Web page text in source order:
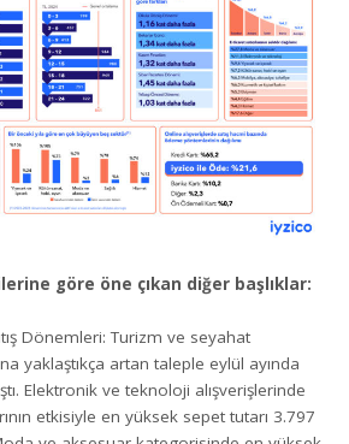
göre öne çıkan diğer başlıklar:
Dönemleri: Turizm ve seyahat
yaklaştıkça artan taleple eylül ayında
Elektronik ve teknoloji alışverişlerinde
etkisiyle en yüksek sepet tutarı 3.797